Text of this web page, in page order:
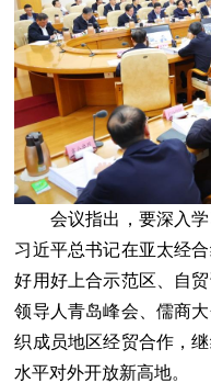
会议指出，要深入学
习近平总书记在亚太经
好用好上合示范区、自
领导人青岛峰会、儒商
织成员地区经贸合作，
水平对外开放新高地。